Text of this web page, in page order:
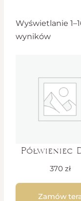
Wyświetlanie
wyników
Półwieniec
370 zł
Zamów